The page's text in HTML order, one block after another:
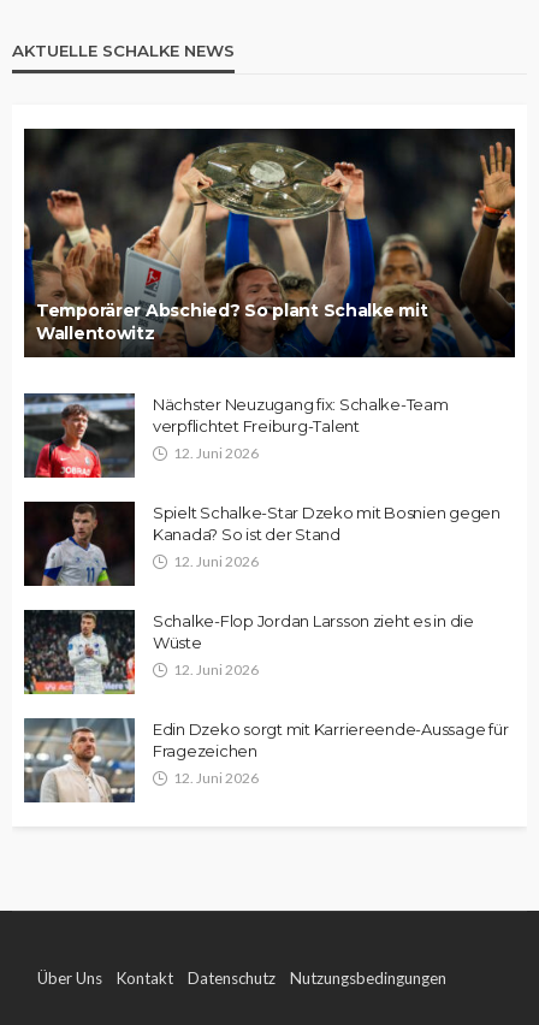
AKTUELLE SCHALKE NEWS
Temporärer Abschied? So plant Schalke mit
Wallentowitz
Nächster Neuzugang fix: Schalke-Team
verpflichtet Freiburg-Talent
12. Juni 2026
Spielt Schalke-Star Dzeko mit Bosnien gegen
Kanada? So ist der Stand
12. Juni 2026
Schalke-Flop Jordan Larsson zieht es in die
Wüste
12. Juni 2026
Edin Dzeko sorgt mit Karriereende-Aussage für
Fragezeichen
12. Juni 2026
Über Uns Kontakt Datenschutz Nutzungsbedingungen